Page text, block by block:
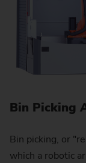
Bin Picking
Bin picking, or
which a robotic